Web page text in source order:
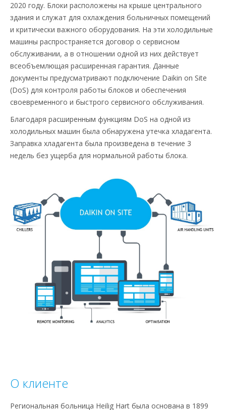
2020 году. Блоки расположены на крыше центрального
здания и служат для охлаждения больничных помещений
и критически важного оборудования. На эти холодильные
машины распространяется договор о сервисном
обслуживании, а в отношении одной из них действует
всеобъемлющая расширенная гарантия. Данные
документы предусматривают подключение Daikin on Site
(DoS) для контроля работы блоков и обеспечения
своевременного и быстрого сервисного обслуживания. ​
Благодаря расширенным функциям DoS на одной из
холодильных машин была обнаружена утечка хладагента.
Заправка хладагента была произведена в течение 3
недель без ущерба для нормальной работы блока.
О клиенте
Региональная больница Heilig Hart была основана в 1899